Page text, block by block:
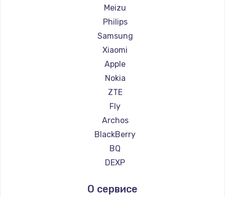
Ремонт смартфонов OnePlus
Ремонт смартфонов teXet
Ремонт смартфонов Motorola
Ремонт смартфонов Prestigio
Ремонт смартфонов Vertex
Ремонт смартфонов Microsoft
Ремонт смартфонов Sharp
Ремонт смартфонов Elephone
Ремонт смартфонов BlackView
Ремонт смартфонов Google
Ремонт смартфонов Vertu
Ремонт смартфонов Tp-Link
Ремонт смартфонов Nubia
Meizu
Philips
Samsung
Xiaomi
Apple
Nokia
ZTE
Fly
Archos
BlackBerry
BQ
DEXP
Ginzzu
О сервисе